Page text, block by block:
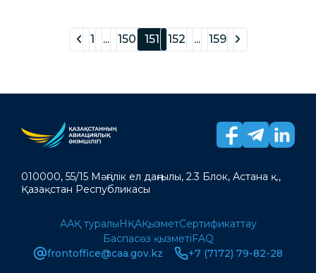
1 ... 150 151 152 ... 159
010000, 55/15 Мәңгілік ел даңғылы, 2.3 Блок, Астана қ.,
Қазақстан Республикасы
ААҚ туралыНҚАҚызметСертификаттау
Баспасөз қызметіFAQ
frontoffice@caa.gov.kz
+7 (7172) 79-82-28